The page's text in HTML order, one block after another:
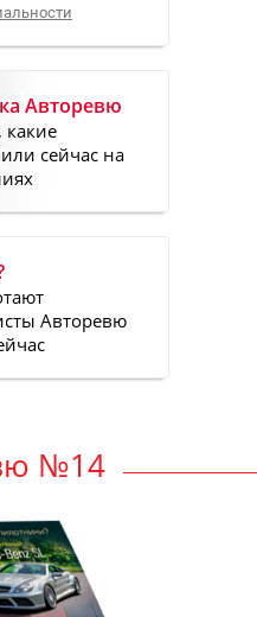
Авторевю
какие
сейчас на
Авторевю
№14